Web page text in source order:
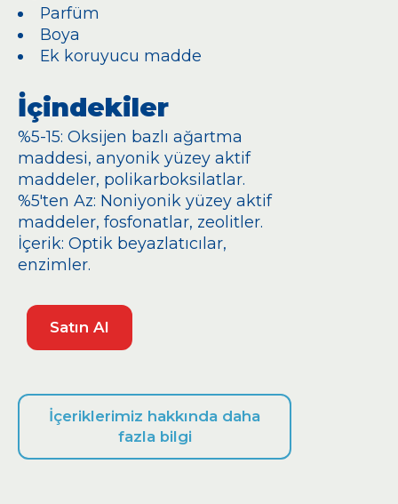
Parfüm
Boya
Ek koruyucu madde
İçindekiler
%5-15: Oksijen bazlı ağartma
maddesi, anyonik yüzey aktif
maddeler, polikarboksilatlar.
%5'ten Az: Noniyonik yüzey aktif
maddeler, fosfonatlar, zeolitler.
İçerik: Optik beyazlatıcılar,
enzimler.
Satın Al
İçeriklerimiz hakkında daha
fazla bilgi